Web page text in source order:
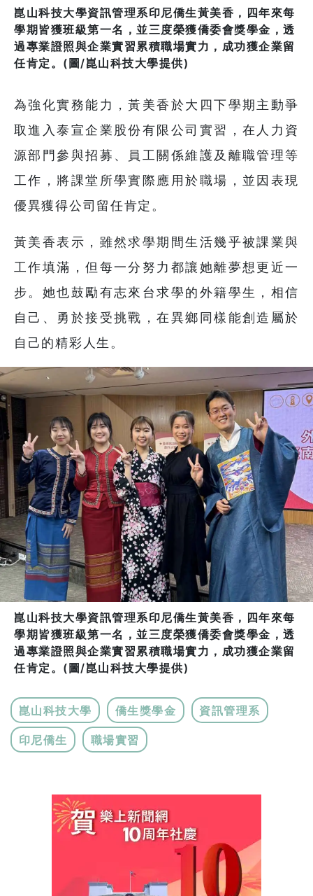
崑山科技大學資訊管理系印尼僑生黃美香，四年來每
學期皆獲班級第一名，並三度榮獲僑委會獎學金，透
過專業證照與企業實習累積職場實力，成功獲企業留
任肯定。(圖/崑山科技大學提供)
為強化實務能力，黃美香於大四下學期主動爭
取進入泰宣企業股份有限公司實習，在人力資
源部門參與招募、員工關係維護及離職管理等
工作，將課堂所學實際應用於職場，並因表現
優異獲得公司留任肯定。
黃美香表示，雖然求學期間生活幾乎被課業與
工作填滿，但每一分努力都讓她離夢想更近一
步。她也鼓勵有志來台求學的外籍學生，相信
自己、勇於接受挑戰，在異鄉同樣能創造屬於
自己的精彩人生。
崑山科技大學資訊管理系印尼僑生黃美香，四年來每
學期皆獲班級第一名，並三度榮獲僑委會獎學金，透
過專業證照與企業實習累積職場實力，成功獲企業留
任肯定。(圖/崑山科技大學提供)
崑山科技大學 僑生獎學金 資訊管理系
印尼僑生 職場實習